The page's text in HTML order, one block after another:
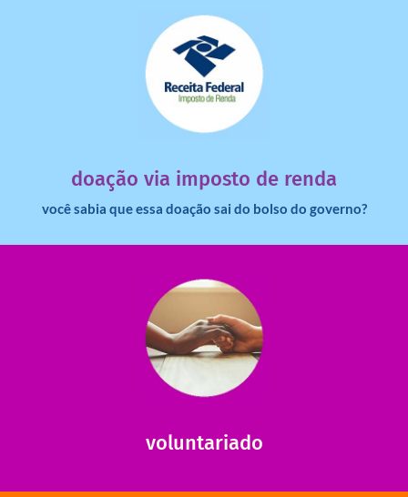
doação via imposto de renda
você sabia que essa doação sai do bolso do governo?
imposto de renda para uma instituição e que esse
dinheiro deixa de ir para o governo?
saiba mais
voluntariado
ajudar com certos assuntos. Entre em contato conosco e
saiba como nos ajudar.
saiba mais